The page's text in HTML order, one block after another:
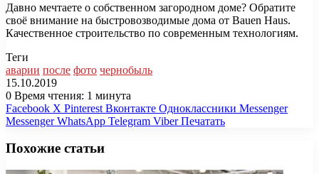
Давно мечтаете о собственном загородном доме? Обратите
своё внимание на быстровозводимые дома от Bauen Haus.
Качественное строительство по современным технологиям.
Теги
аварии после фото чернобыль
15.10.2019
0 Время чтения: 1 минута
Facebook X Pinterest Вконтакте Одноклассники Messenger
Messenger WhatsApp Telegram Viber Печатать
Похожие статьи